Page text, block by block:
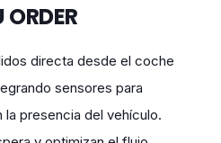
directa desde el coche
sensores para
presencia del vehículo.